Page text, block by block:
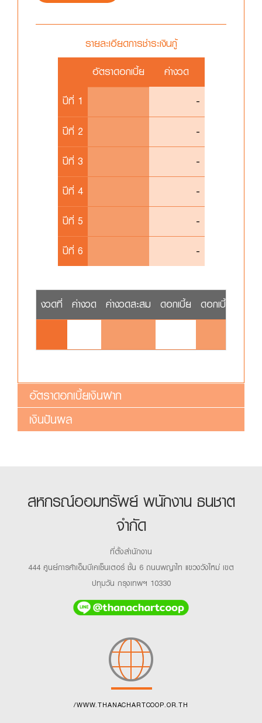
รายละเอียดการชำระเงินกู้
อัตราดอกเบี้ย
ค่างวด
ปีที่ 1
-
ปีที่ 2
-
ปีที่ 3
-
ปีที่ 4
-
ปีที่ 5
-
ปีที่ 6
-
งวดที่ ค่างวด ค่างวดสะสม ดอกเบี้ย ดอกเบี้ยสะสม
อัตราดอกเบี้ยเงินฝาก
เงินปันผล
สหกรณ์ออมทรัพย์ พนักงาน ธนชาต
จำกัด
ที่ตั้งสำนักงาน
444 ศูนย์การค้าเอ็มบีเคเซ็นเตอร์ ชั้น 6 ถนนพญาไท แขวงวังใหม่ เขต
ปทุมวัน กรุงเทพฯ 10330
/WWW.THANACHARTCOOP.OR.TH